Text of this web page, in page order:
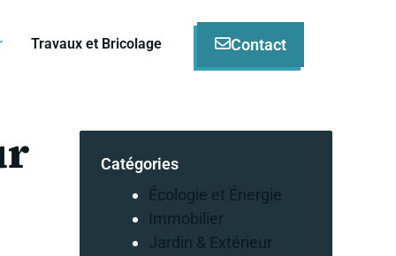
Travaux et Bricolage Contact
Catégories
Écologie et Énergie
Immobilier
Jardin & Extérieur